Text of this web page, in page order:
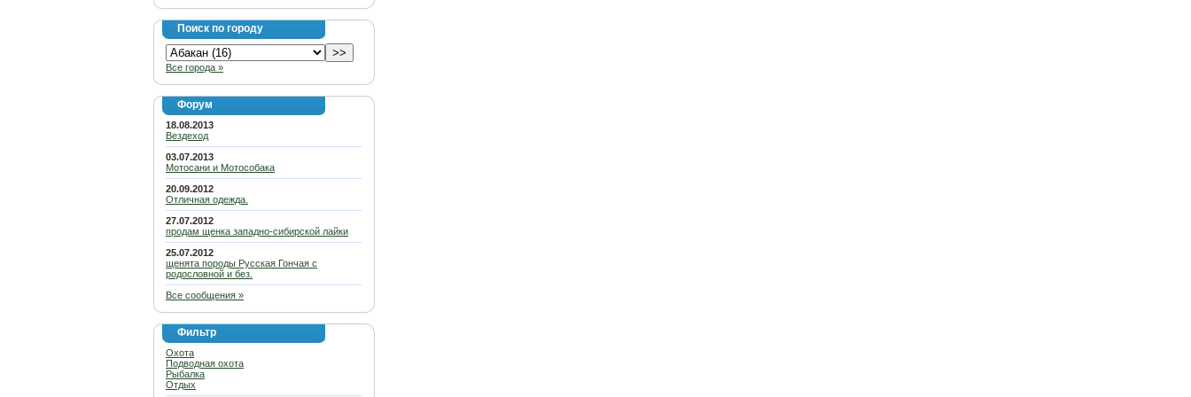
Поиск по городу
Все города »
Форум
18.08.2013
Вездеход
03.07.2013
Мотосани и Мотособака
20.09.2012
Отличная одежда.
27.07.2012
продам щенка западно-сибирской лайки
25.07.2012
щенята породы Русская Гончая с
родословной и без.
Все сообщения »
Фильтр
Охота
Подводная охота
Рыбалка
Отдых